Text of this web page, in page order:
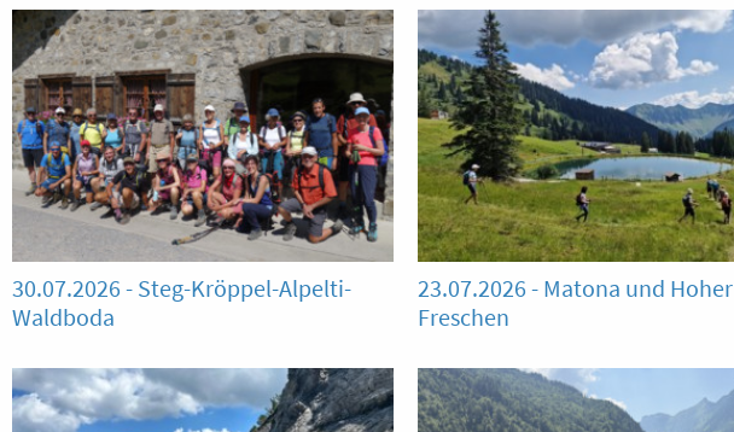
30.07.2026 - Steg-Kröppel-Alpelti-
Waldboda
23.07.2026 - Matona und Hoher
Freschen